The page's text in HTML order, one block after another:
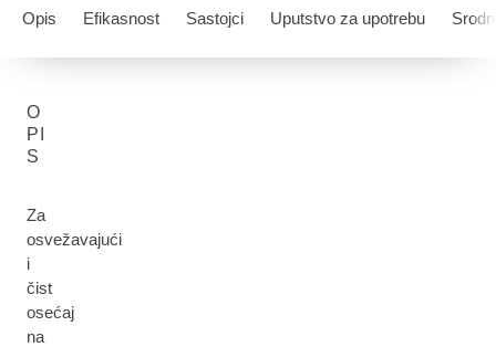
Opis Efikasnost Sastojci Uputstvo za upotrebu
O
PI
S
Za
osvežavajući
i
čist
osećaj
na